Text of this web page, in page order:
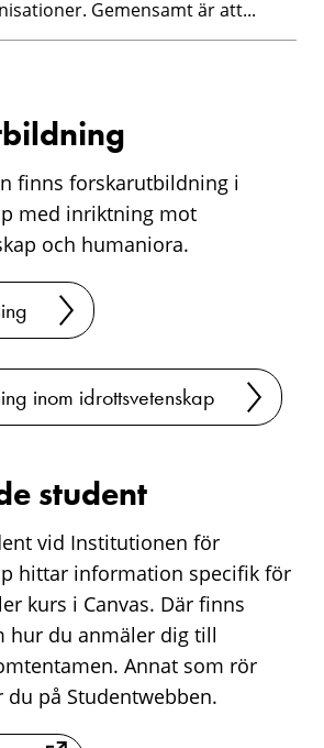
Gemensamt är att...
finns forskarutbildning i
med inriktning mot
och humaniora.
inom idrottsvetenskap
student
vid Institutionen för
hittar information specifik för
kurs i Canvas. Där finns
hur du anmäler dig till
Annat som rör
på Studentwebben.